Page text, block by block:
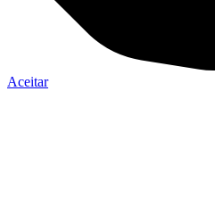
Aceitar